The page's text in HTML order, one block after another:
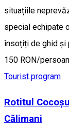
situațiile
special echipate
însoțiți de ghid și
150 RON/
Tourist program
Rotitul
Călimani